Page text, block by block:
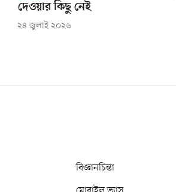
দেওয়ার কিছু নেই
২৪ জুলাই ২০২৬
বিজ্ঞানচিন্তা